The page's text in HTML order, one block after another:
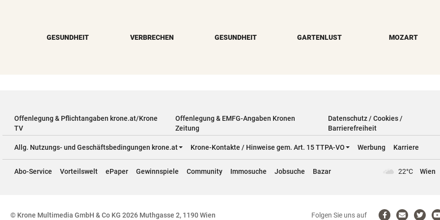
GESUNDHEIT VERBRECHEN GESUNDHEIT GARTENLUST MOZART
Offenlegung & Pflichtangaben krone.at/Krone
TV
Offenlegung & EMFG-Angaben Kronen
Zeitung
Datenschutz / Cookies /
Barrierefreiheit
Allg. Nutzungs- und Geschäftsbedingungen krone.at Krone-Kontakte / Hinweise gem. Art. 15 TTPA-VO Werbung Karriere
Abo-Service Vorteilswelt ePaper Gewinnspiele Community Immosuche Jobsuche Bazar 22°C Wien
© Krone Multimedia GmbH & Co KG 2026 Muthgasse 2, 1190 Wien Folgen Sie uns auf